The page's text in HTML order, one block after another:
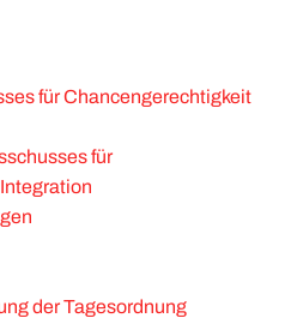
für Chancengerechtigkeit
für
der Tagesordnung